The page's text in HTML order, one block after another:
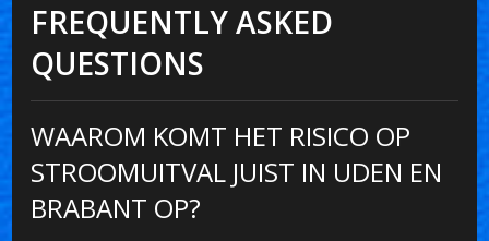
FREQUENTLY ASKED
QUESTIONS
WAAROM KOMT HET RISICO OP
STROOMUITVAL JUIST IN UDEN EN
BRABANT OP?